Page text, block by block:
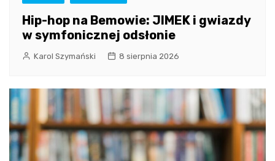
Hip-hop na Bemowie: JIMEK i gwiazdy
w symfonicznej odsłonie
Karol Szymański 8 sierpnia 2026